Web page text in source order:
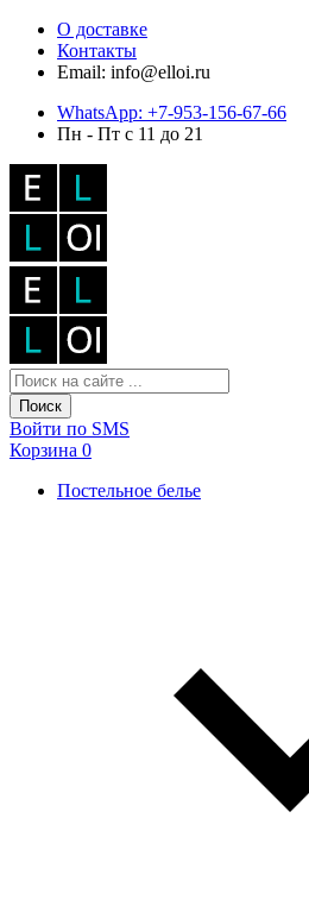
О доставке
Контакты
Email: info@elloi.ru
WhatsApp: +7-953-156-67-66
Пн - Пт с 11 до 21
Поиск
Войти по SMS
Корзина 0
Постельное белье